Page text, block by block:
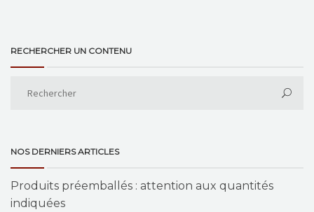
RECHERCHER UN CONTENU
NOS DERNIERS ARTICLES
Produits préemballés : attention aux quantités
indiquées